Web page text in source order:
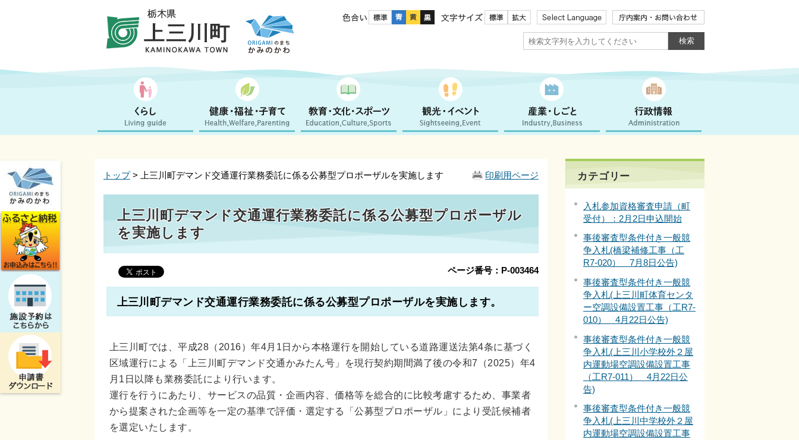
色合い 文字サイズ
印刷用ページ
トップ> 上三川町デマンド交通運行業務委託に係る公募型プロポーザルを実施します
上三川町デマンド交通運行業務委託に係る公募型プロポーザル
を実施します
ページ番号：P-003464
上三川町デマンド交通運行業務委託に係る公募型プロポーザルを実施します。
上三川町では、平成28（2016）年4月1日から本格運行を開始している道路運送法第4条に基づく
区域運行による「上三川町デマンド交通かみたん号」を現行契約期間満了後の令和7（2025）年4
月1日以降も業務委託により行います。
運行を行うにあたり、サービスの品質・企画内容、価格等を総合的に比較考慮するため、事業者
から提案された企画等を一定の基準で評価・選定する「公募型プロポーザル」により受託候補者
を選定いたします。
カテゴリー
入札参加資格審査申請（町
受付）：2月2日申込開始
事後審査型条件付き一般競
争入札(橋梁補修工事（工
R7-020） 7月8日公告)
事後審査型条件付き一般競
争入札(上三川町体育センタ
ー空調設備設置工事（工R7-
010） 4月22日公告)
事後審査型条件付き一般競
争入札(上三川小学校外２屋
内運動場空調設備設置工事
（工R7-011） 4月22日公
告)
事後審査型条件付き一般競
争入札(上三川中学校外２屋
内運動場空調設備設置工事